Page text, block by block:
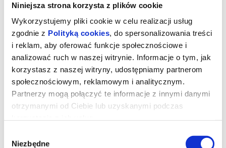
Niniejsza strona korzysta z plików cookie
Wykorzystujemy pliki cookie w celu realizacji usług
zgodnie z Polityką cookies, do spersonalizowania treści
i reklam, aby oferować funkcje społecznościowe i
analizować ruch w naszej witrynie. Informacje o tym, jak
korzystasz z naszej witryny, udostępniamy partnerom
społecznościowym, reklamowym i analitycznym.
Partnerzy mogą połączyć te informacje z innymi danymi
otrzymanymi od Ciebie lub uzyskanymi podczas
zgody
Niezbędne
Akademicki Zespół Tańca
Politechniki Śląskiej „Dąbrowiacy” z
radością zaprasza na Koncert
Wiosenny!
Akademicki Zespół Tańca Politechniki Śląskiej „Dąbrowiacy” z
radością zaprasza na Koncert Wiosenny!
Polski odkryjemy barwne obrzędy i zwyczaje towarzyszące
się, gdzie wędrowano z Marzanką i Marzyniokiem, gdzie
witano „nowe latko”, czym były fakle oraz kiedy obchodzono